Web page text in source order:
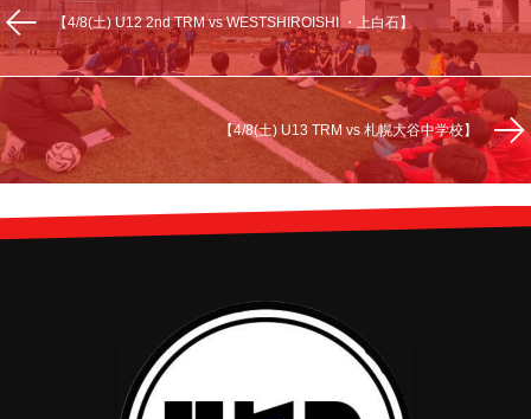
【4/8(土) U12 2nd TRM vs WESTSHIROISHI ・上白石】
【4/8(土) U13 TRM vs 札幌大谷中学校】